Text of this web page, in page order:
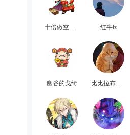
十倍做空蚼桩 红牛lz
幽谷的戈绮 比比拉布拉多